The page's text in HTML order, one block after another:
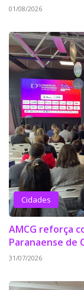
01/08/2026
Cidades
AMCG reforça
Paranaense de
31/07/2026